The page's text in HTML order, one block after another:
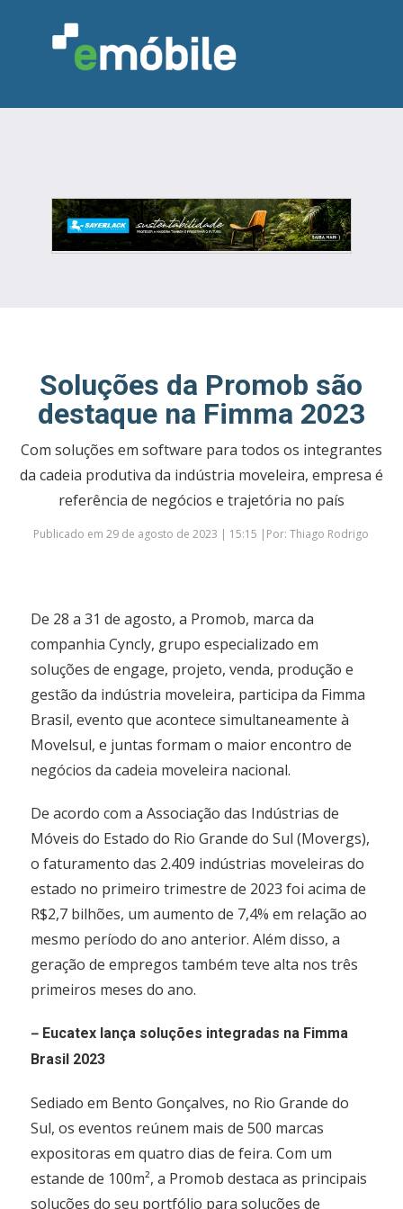
INDÚSTRIA MARCENARIA
DESIGN & DECORAÇÃO
INDICADORES
FEIRAS NOTÍCIAS
Soluções da Promob são
destaque na Fimma 2023
Com soluções em software para todos os integrantes
da cadeia produtiva da indústria moveleira, empresa é
referência de negócios e trajetória no país
Publicado em 29 de agosto de 2023 | 15:15 |Por: Thiago Rodrigo
De 28 a 31 de agosto, a Promob, marca da
companhia Cyncly, grupo especializado em
soluções de engage, projeto, venda, produção e
gestão da indústria moveleira, participa da Fimma
Brasil, evento que acontece simultaneamente à
Movelsul, e juntas formam o maior encontro de
negócios da cadeia moveleira nacional.
De acordo com a Associação das Indústrias de
Móveis do Estado do Rio Grande do Sul (Movergs),
o faturamento das 2.409 indústrias moveleiras do
estado no primeiro trimestre de 2023 foi acima de
R$2,7 bilhões, um aumento de 7,4% em relação ao
mesmo período do ano anterior. Além disso, a
geração de empregos também teve alta nos três
primeiros meses do ano.
– Eucatex lança soluções integradas na Fimma
Brasil 2023
Sediado em Bento Gonçalves, no Rio Grande do
Sul, os eventos reúnem mais de 500 marcas
expositoras em quatro dias de feira. Com um
estande de 100m², a Promob destaca as principais
soluções do seu portfólio para soluções de